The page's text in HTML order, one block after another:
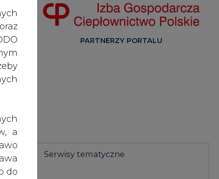
a
do
na
ale
do
PARTNERZY PORTALU
Serwisy tematyczne